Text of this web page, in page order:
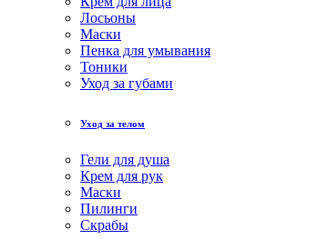
Лосьоны
Маски
Пенка для умывания
Тоники
Уход за губами
Уход за телом
Гели для душа
Крем для рук
Маски
Пилинги
Скрабы